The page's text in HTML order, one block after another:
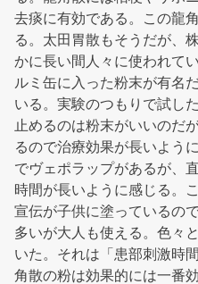
去痰に有効である。この龍
る。太田胃散もそうだが、
かに長い間人々に使われて
ルミ缶に入った粉末が有名
いる。実験のつもりで試し
止めるのは粉末がいいのだ
るので治療効果が長いよう
でヴェポラップがあるが、
時間が長いように感じる。
宣伝が子供に塗っているの
多いが大人も使える。色々
いた。それは「患部刺激時
角散の粉は効果的には一番